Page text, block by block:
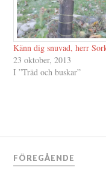
Känn dig snuvad, herr
23 oktober, 2013
I ”Träd och buskar”
FÖREGÅENDE